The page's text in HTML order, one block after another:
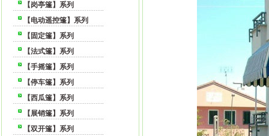
【岗亭篷】系列
【电动遥控篷】系列
【固定篷】系列
【法式篷】系列
【手摇篷】系列
【停车篷】系列
【西瓜篷】系列
【展销篷】系列
【双开篷】系列